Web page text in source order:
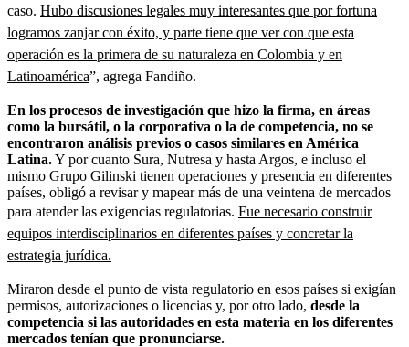
caso. Hubo discusiones legales muy interesantes que por fortuna
logramos zanjar con éxito, y parte tiene que ver con que esta
operación es la primera de su naturaleza en Colombia y en
Latinoamérica”, agrega Fandiño.
En los procesos de investigación que hizo la firma, en áreas
como la bursátil, o la corporativa o la de competencia, no se
encontraron análisis previos o casos similares en América
Latina.Y por cuanto Sura, Nutresa y hasta Argos, e incluso el
mismo Grupo Gilinski tienen operaciones y presencia en diferentes
países, obligó a revisar y mapear más de una veintena de mercados
para atender las exigencias regulatorias. Fue necesario construir
equipos interdisciplinarios en diferentes países y concretar la
estrategia jurídica.
Miraron desde el punto de vista regulatorio en esos países si exigían
permisos, autorizaciones o licencias y, por otro lado, desde la
competencia si las autoridades en esta materia en los diferentes
mercados tenían que pronunciarse.